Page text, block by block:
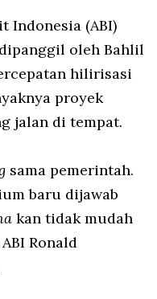
Indonesia (ABI)
oleh Bahlil
hilirisasi
proyek
jalan di tempat.
sama pemerintah.
baru dijawab
kan tidak mudah
Ronald